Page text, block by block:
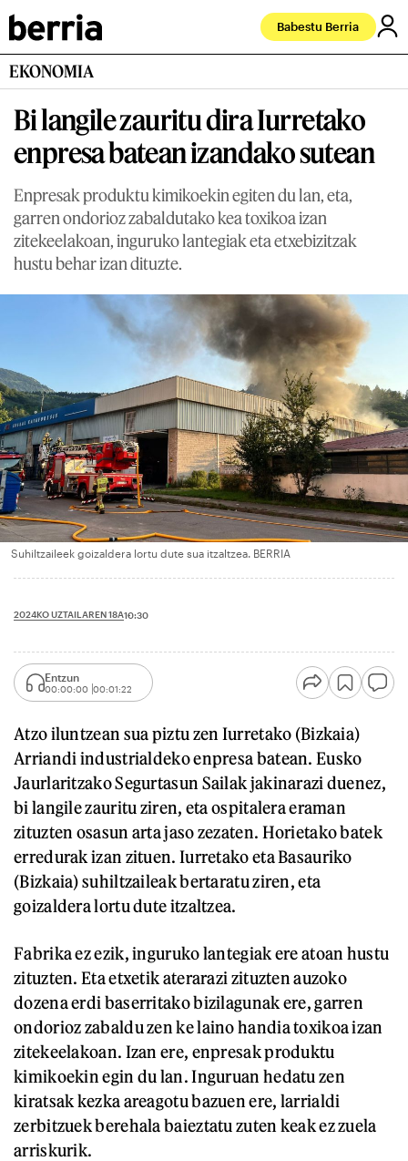
Babestu Berria
EKONOMIA
Bi langile zauritu dira Iurretako
enpresa batean izandako sutean
Enpresak produktu kimikoekin egiten du lan, eta,
garren ondorioz zabaldutako kea toxikoa izan
zitekeelakoan, inguruko lantegiak eta etxebizitzak
hustu behar izan dituzte.
Suhiltzaileek goizaldera lortu dute sua itzaltzea. BERRIA
2024KO UZTAILAREN 18A10:30
Entzun
00:00:00 00:01:22
Atzo iluntzean sua piztu zen Iurretako (Bizkaia)
Arriandi industrialdeko enpresa batean. Eusko
Jaurlaritzako Segurtasun Sailak jakinarazi duenez,
bi langile zauritu ziren, eta ospitalera eraman
zituzten osasun arta jaso zezaten. Horietako batek
erredurak izan zituen. Iurretako eta Basauriko
(Bizkaia) suhiltzaileak bertaratu ziren, eta
goizaldera lortu dute itzaltzea.
Fabrika ez ezik, inguruko lantegiak ere atoan hustu
zituzten. Eta etxetik aterarazi zituzten auzoko
dozena erdi baserritako bizilagunak ere, garren
ondorioz zabaldu zen ke laino handia toxikoa izan
zitekeelakoan. Izan ere, enpresak produktu
kimikoekin egin du lan. Inguruan hedatu zen
kiratsak kezka areagotu bazuen ere, larrialdi
zerbitzuek berehala baieztatu zuten keak ez zuela
arriskurik.